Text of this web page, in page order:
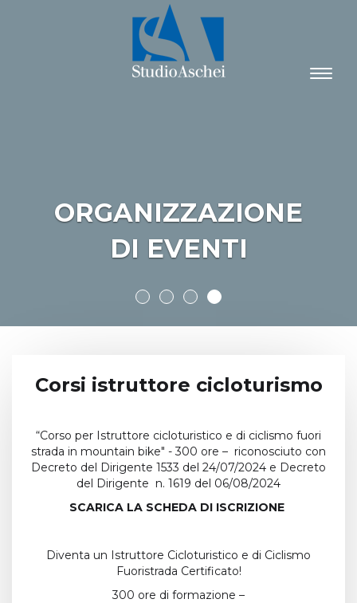
ORGANIZZAZIONE
DI EVENTI
Corsi istruttore cicloturismo
“Corso per Istruttore cicloturistico e di ciclismo fuori
strada in mountain bike" - 300 ore – riconosciuto con
Decreto del Dirigente 1533 del 24/07/2024 e Decreto
del Dirigente n. 1619 del 06/08/2024
SCARICA LA SCHEDA DI ISCRIZIONE
Diventa un Istruttore Cicloturistico e di Ciclismo
Fuoristrada Certificato!
300 ore di formazione –